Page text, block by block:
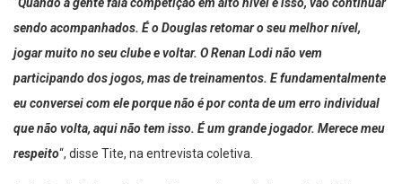
Quando a gente fala competição em alto nível é isso, vão continuar
sendo acompanhados. É o Douglas retomar o seu melhor nível,
jogar muito no seu clube e voltar. O Renan Lodi não vem
participando dos jogos, mas de treinamentos. E fundamentalmente
eu conversei com ele porque não é por conta de um erro individual
que não volta, aqui não tem isso. É um grande jogador. Merece meu
respeito “, disse Tite, na entrevista coletiva.